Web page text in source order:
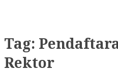
Tag:
Rektor